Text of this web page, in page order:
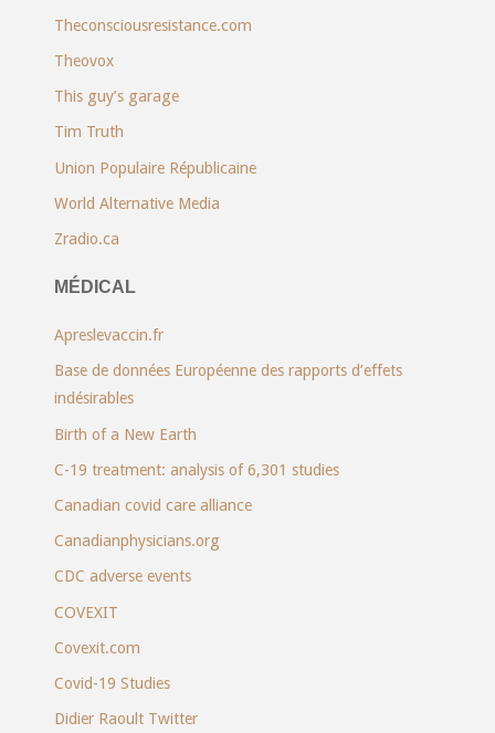
Theconsciousresistance.com
Theovox
This guy’s garage
Tim Truth
Union Populaire Républicaine
World Alternative Media
Zradio.ca
MÉDICAL
Apreslevaccin.fr
Base de données Européenne des rapports d’effets
indésirables
Birth of a New Earth
C-19 treatment: analysis of 6,301 studies
Canadian covid care alliance
Canadianphysicians.org
CDC adverse events
COVEXIT
Covexit.com
Covid-19 Studies
Didier Raoult Twitter